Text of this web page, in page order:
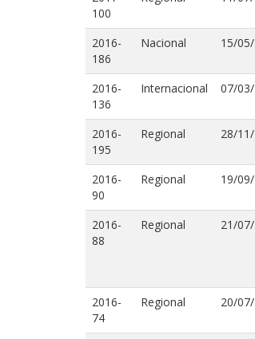
100
2016-
186
Nacional 15/
2016-
136
Internacional 07/
2016-
195
Regional 28/
2016-
90
Regional 19/
2016-
88
Regional 21/
2016-
74
Regional 20/